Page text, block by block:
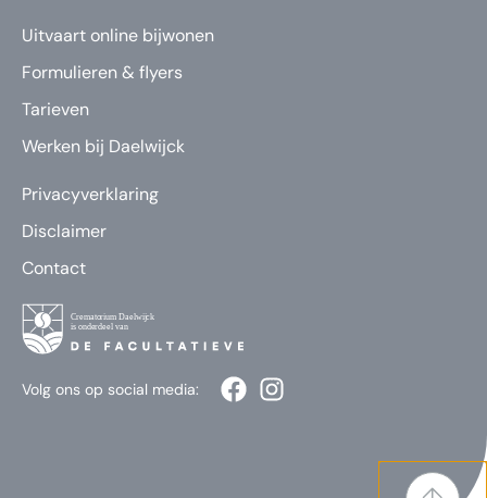
Uitvaart online bijwonen
Formulieren & flyers
Tarieven
Werken bij Daelwijck
Privacyverklaring
Disclaimer
Contact
Volg ons op social media: